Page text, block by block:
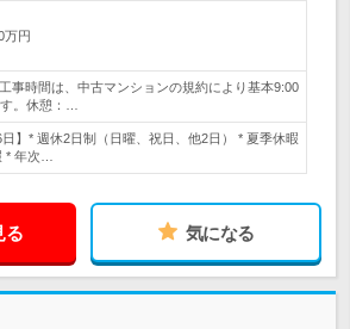
万円
事時間は、中古マンションの規約により基本9:00
。休憩：…
日】* 週休2日制（日曜、祝日、他2日） * 夏季休暇
* 年次…
る 気になる